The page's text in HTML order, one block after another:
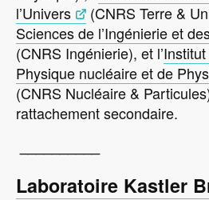
l’Univers
(CNRS Terre &
Sciences de l’Ingénierie et
(CNRS Ingénierie), et l’
Physique nucléaire et de
(CNRS Nucléaire &
rattachement secondaire.
Laboratoire Kastler